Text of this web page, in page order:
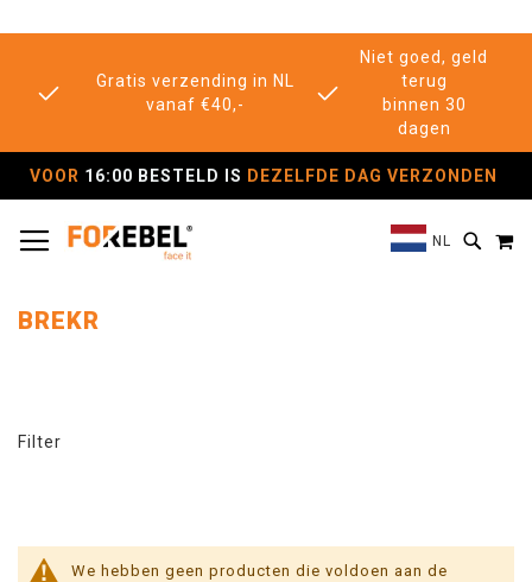
Gratis verzending in NL
vanaf €40,-
Niet goed, geld
terug
binnen 30
dagen
VOOR 16:00 BESTELD IS DEZELFDE DAG VERZONDEN
NL
BREKR
We hebben geen producten die voldoen aan de
Filter